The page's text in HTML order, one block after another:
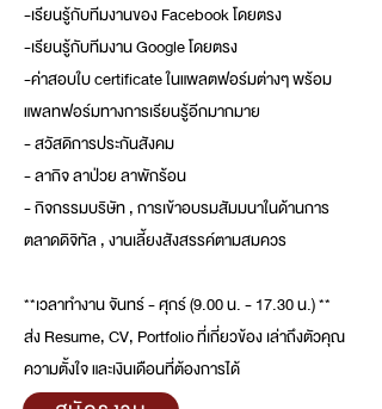
-เรียนรู้กับทีมงานของ Facebook โดยตรง
-เรียนรู้กับทีมงาน Google โดยตรง
-ค่าสอบใบ certificate ในแพลตฟอร์มต่างๆ พร้อม
แพลทฟอร์มทางการเรียนรู้อีกมากมาย
- สวัสดิการประกันสังคม
- ลากิจ ลาป่วย ลาพักร้อน
- กิจกรรมบริษัท , การเข้าอบรมสัมมนาในด้านการ
ตลาดดิจิทัล , งานเลี้ยงสังสรรค์ตามสมควร
**เวลาทำงาน จันทร์ - ศุกร์ (9.00 น. - 17.30 น.) **
ส่ง Resume, CV, Portfolio ที่เกี่ยวข้อง เล่าถึงตัวคุณ
ความตั้งใจ และเงินเดือนที่ต้องการได้